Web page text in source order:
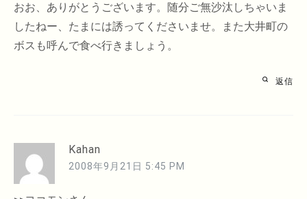
おお、ありがとうございます。随分ご無沙汰しちゃいま
したねー、たまには誘ってくださいませ。また大井町の
ボスも呼んで食べ行きましょう。
返信
Kahan
2008年9月21日 5:45 PM